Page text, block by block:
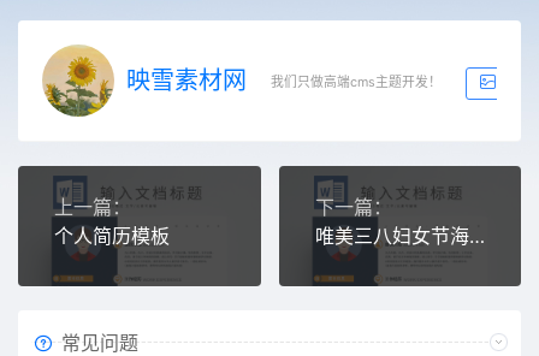
映雪素材网 我们只做高端cms主题开发！
上一篇：
个人简历模板
下一篇：
唯美三八妇女节海报
常见问题